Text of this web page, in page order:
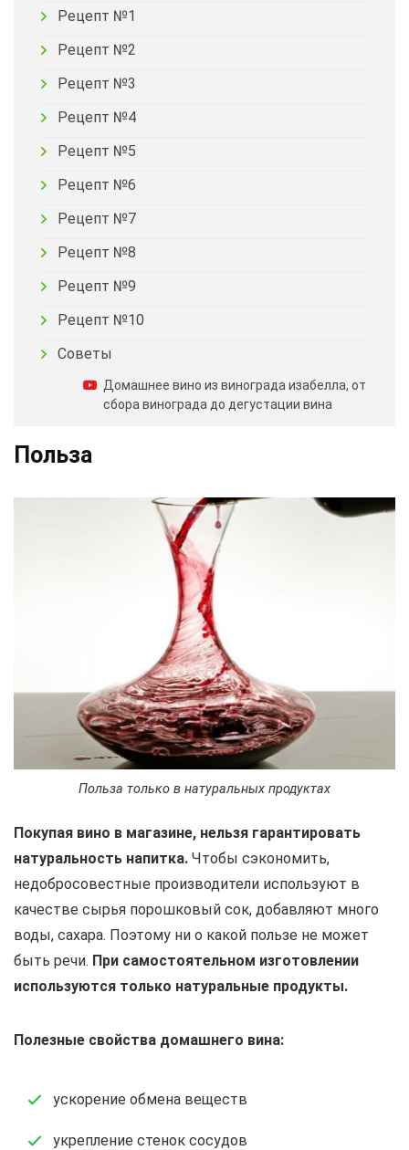
Рецепт №1
Рецепт №2
Рецепт №3
Рецепт №4
Рецепт №5
Рецепт №6
Рецепт №7
Рецепт №8
Рецепт №9
Рецепт №10
Советы
Домашнее вино из винограда изабелла, от
сбора винограда до дегустации вина
Польза
Польза только в натуральных продуктах
Покупая вино в магазине, нельзя гарантировать
натуральность напитка. Чтобы сэкономить,
недобросовестные производители используют в
качестве сырья порошковый сок, добавляют много
воды, сахара. Поэтому ни о какой пользе не может
быть речи. При самостоятельном изготовлении
используются только натуральные продукты.
Полезные свойства домашнего вина:
ускорение обмена веществ
укрепление стенок сосудов